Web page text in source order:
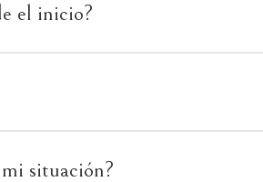
el inicio?
situación?